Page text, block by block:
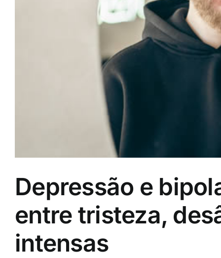
Depressão e
entre tristeza,
intensas